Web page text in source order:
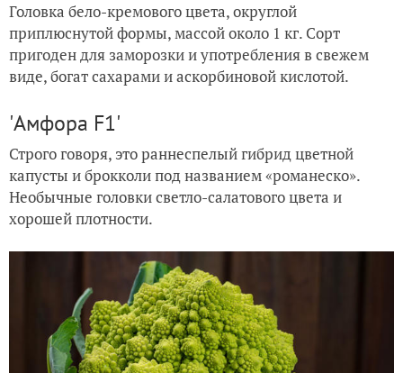
Головка бело-кремового цвета, округлой
приплюснутой формы, массой около 1 кг. Сорт
пригоден для заморозки и употребления в свежем
виде, богат сахарами и аскорбиновой кислотой.
'Амфора F1'
Строго говоря, это раннеспелый гибрид цветной
капусты и брокколи под названием «романеско».
Необычные головки светло-салатового цвета и
хорошей плотности.